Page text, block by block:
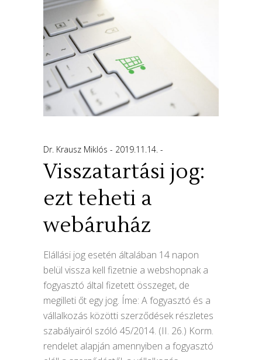
Dr. Krausz Miklós 2019.11.14.
Visszatartási jog:
ezt teheti a
webáruház
Elállási jog esetén általában 14 napon
belül vissza kell fizetnie a webshopnak a
fogyasztó által fizetett összeget, de
megilleti őt egy jog. Íme: A fogyasztó és a
vállalkozás közötti szerződések részletes
szabályairól szóló 45/2014. (II. 26.) Korm.
rendelet alapján amennyiben a fogyasztó